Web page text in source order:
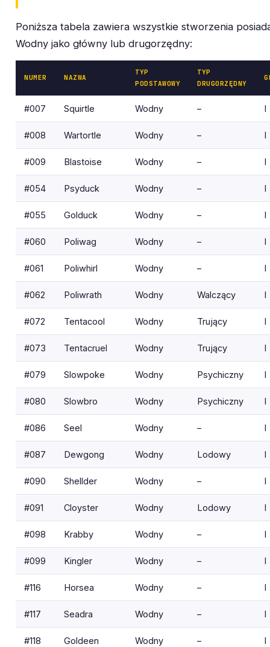
Poniższa tabela zawiera wszystkie stworzenia
Wodny jako główny lub drugorzędny:
NUMER NAZWA
TYP
PODSTAWOWY
TYP
DRUGORZĘDNY
#007 Squirtle Wodny – I
#008 Wartortle Wodny – I
#009 Blastoise Wodny – I
#054 Psyduck Wodny – I
#055 Golduck Wodny – I
#060 Poliwag Wodny – I
#061 Poliwhirl Wodny – I
#062 Poliwrath Wodny Walczący I
#072 Tentacool Wodny Trujący I
#073 Tentacruel Wodny Trujący I
#079 Slowpoke Wodny Psychiczny I
#080 Slowbro Wodny Psychiczny I
#086 Seel Wodny – I
#087 Dewgong Wodny Lodowy I
#090 Shellder Wodny – I
#091 Cloyster Wodny Lodowy I
#098 Krabby Wodny – I
#099 Kingler Wodny – I
#116 Horsea Wodny – I
#117 Seadra Wodny – I
#118 Goldeen Wodny – I